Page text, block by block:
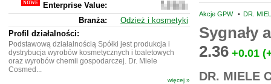
Akcje GPW • DR.
Sygnały
2.36 +0.01
DR. MIELE
Enterprise Value:
266
847
219
Branża:
Odzież i kosmetyki
Profil działalności:
Podstawową działalnością Spółki jest produkcja i
dystrybucja wyrobów kosmetycznych i toaletowych
oraz wyrobów chemii gospodarczej. Dr. Miele
Cosmed...
więcej »